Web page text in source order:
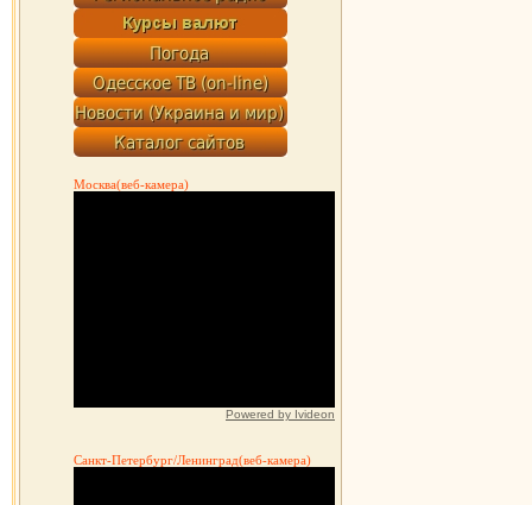
Москва(веб-камера)
Powered by Ivideon
Санкт-Петербург/Ленинград(веб-камера)